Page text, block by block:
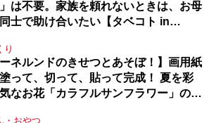
は不要。家族を頼れないときは、お母
士で助け合いたい【タベコト in
り
ーネルンドのきせつとあそぼ！】画用紙
って、切って、貼って完成！ 夏を彩
なお花「カラフルサンフラワー」の作
・おやつ